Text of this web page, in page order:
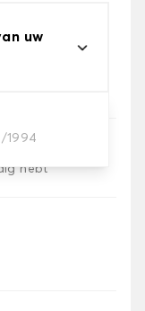
uw
1994
hebt